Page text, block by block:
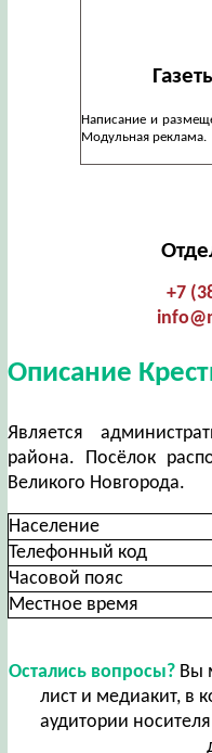
Написание и
Модульная реклама.
+7
Описание
Является
района. Посёлок
Великого Новгорода.
Население
Телефонный код
Часовой пояс
Местное время
Остались вопросы?Вы
лист и медиакит, в
аудитории